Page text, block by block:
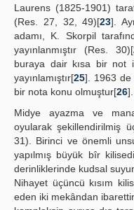
Laurens (1825-1901)
(Res. 27, 32, 49)[23].
adamı, K. Skorpil
yayınlanmıştır (Res. 30)[
buraya dair kısa bir not
yayınlamıştır[25]. 1963 de
bir nota konu olmuştur[26].
Midye ayazma ve
oyularak şekillendirilmiş
31). Birinci ve önemli
yapılmış büyük bîr
derinliklerinde kudsal suyun
Nihayet üçüncü kısım
eden iki mekândan